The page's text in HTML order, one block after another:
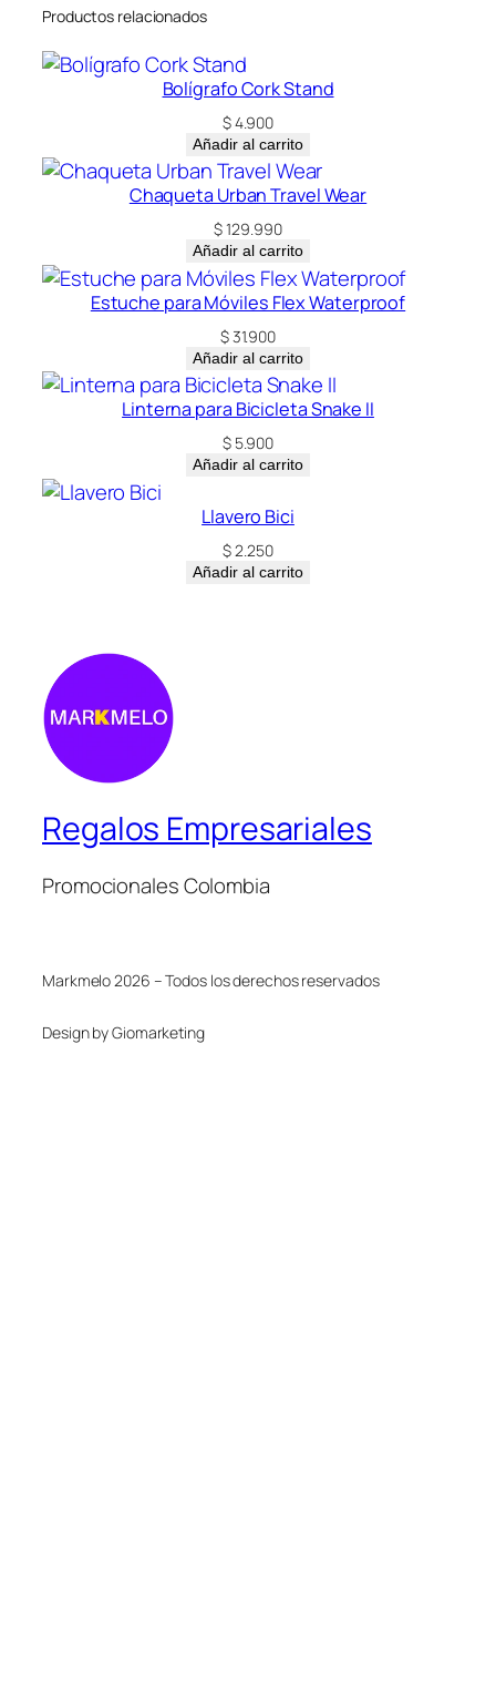
Productos relacionados
Bolígrafo Cork Stand
$4.900
Añadir al carrito
Chaqueta Urban Travel Wear
$129.990
Añadir al carrito
Estuche para Móviles Flex Waterproof
$31.900
Añadir al carrito
Linterna para Bicicleta Snake II
$5.900
Añadir al carrito
Llavero Bici
$2.250
Añadir al carrito
Regalos Empresariales
Promocionales Colombia
Markmelo 2026 – Todos los derechos reservados
Design by Giomarketing